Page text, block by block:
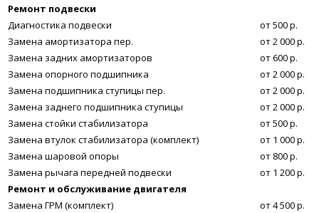
Ремонт подвески
Диагностика подвески
от 500 р.
Замена амортизатора пер.
от 2 000 р.
Замена задних амортизаторов
от 600 р.
Замена опорного подшипника
от 2 000 р.
Замена подшипника ступицы пер.
от 2 000 р.
Замена заднего подшипника ступицы
от 2 000 р.
Замена стойки стабилизатора
от 500 р.
Замена втулок стабилизатора (комплект)
от 1 000 р.
Замена шаровой опоры
от 800 р.
Замена рычага передней подвески
от 1 200 р.
Ремонт и обслуживание двигателя
Замена ГРМ (комплект)
от 4 500 р.